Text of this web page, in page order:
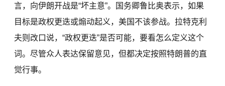
言，向伊朗开战是“坏主意”。国务卿鲁比奥表示，如果
目标是政权更迭或煽动起义，美国不该参战。拉特克利
夫则改口说，“政权更迭”是否可能，要看怎么定义这个
词。尽管众人表达保留意见，但都决定按照特朗普的直
觉行事。